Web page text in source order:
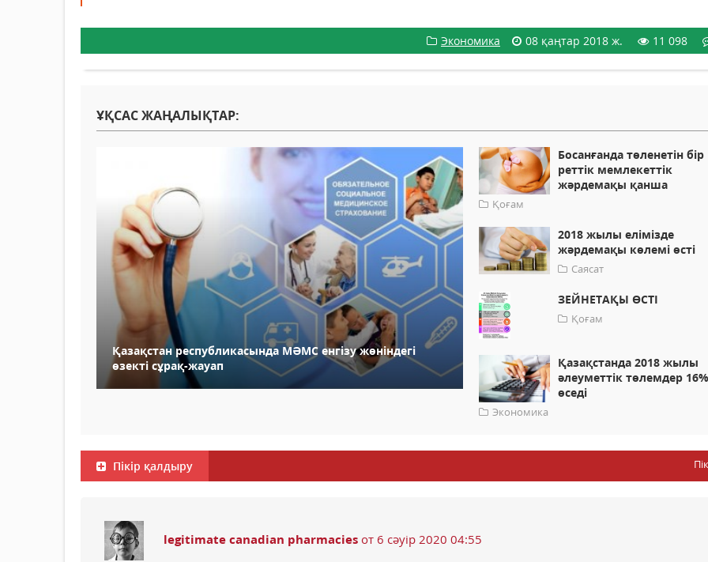
Экономика 08 қаңтар 2018 ж. 11 098
ҰҚСАС ЖАҢАЛЫҚТАР:
Қазақстан республикасында МӘМС енгізу жөніндегі
өзекті сұрақ-жауап
Босанғанда төленетін бір
реттік мемлекеттік
жәрдемақы қанша
Қоғам
2018 жылы елімізде
жәрдемақы көлемі өсті
Саясат
ЗЕЙНЕТАҚЫ ӨСТІ
Қоғам
Қазақстанда 2018 жылы
әлеуметтік төлемдер 16%
өседі
Экономика
Пікір қалдыру
legitimate canadian pharmacies от 6 сәуір 2020 04:55